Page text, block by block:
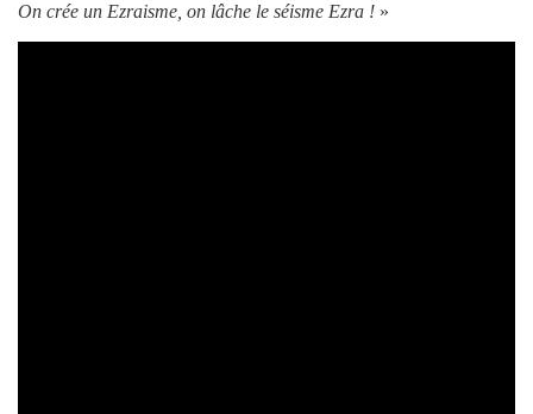
On crée un Ezraisme, on lâche le séisme Ezra ! »